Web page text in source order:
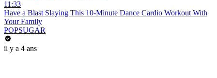
11:33
Have a Blast Slaying This 10-Minute Dance Cardio Workout With
Your Family
POPSUGAR
il y a 4 ans